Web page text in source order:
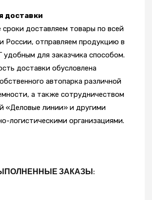
доставки
сроки доставляем товары по всей
России, отправляем продукцию в
удобным для заказчика способом.
доставки обусловлена
автопарка различной
а также сотрудничеством
«Деловые линии» и другими
логистическими организациями.
ЗАКАЗЫ: